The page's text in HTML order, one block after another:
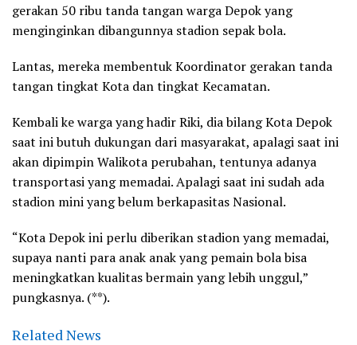
gerakan 50 ribu tanda tangan warga Depok yang
menginginkan dibangunnya stadion sepak bola.
Lantas, mereka membentuk Koordinator gerakan tanda
tangan tingkat Kota dan tingkat Kecamatan.
Kembali ke warga yang hadir Riki, dia bilang Kota Depok
saat ini butuh dukungan dari masyarakat, apalagi saat ini
akan dipimpin Walikota perubahan, tentunya adanya
transportasi yang memadai. Apalagi saat ini sudah ada
stadion mini yang belum berkapasitas Nasional.
“Kota Depok ini perlu diberikan stadion yang memadai,
supaya nanti para anak anak yang pemain bola bisa
meningkatkan kualitas bermain yang lebih unggul,”
pungkasnya. (**).
Related News